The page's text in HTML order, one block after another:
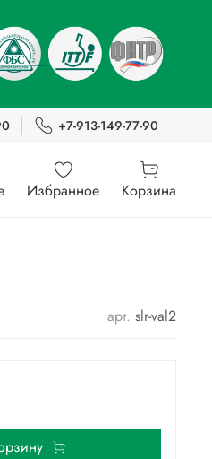
+7-913-149-77-90
Избранное Корзина
арт. slr-val2